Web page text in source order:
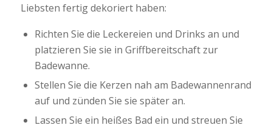
Liebsten fertig dekoriert haben:
Richten Sie die Leckereien und Drinks an und
platzieren Sie sie in Griffbereitschaft zur
Badewanne.
Stellen Sie die Kerzen nah am Badewannenrand
auf und zünden Sie sie später an.
Lassen Sie ein heißes Bad ein und streuen Sie